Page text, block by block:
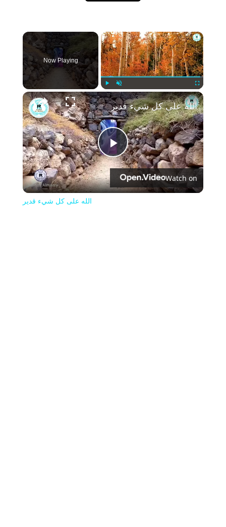
×
Play Unmute Fullscreen
Now Playing
Play
Video
الله على كل شيء قدير
Watch on
الله على كل شيء قدير